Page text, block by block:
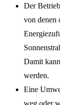
Der
von denen
Damit
werden.
Eine
weg oder